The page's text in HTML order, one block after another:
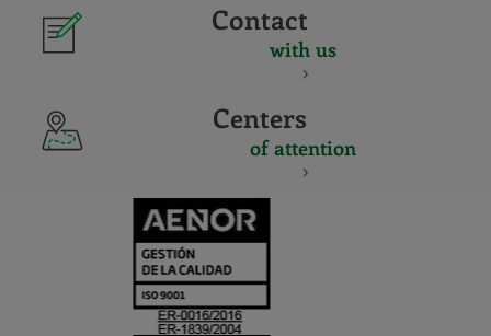
Contact
with us
Centers
of attention